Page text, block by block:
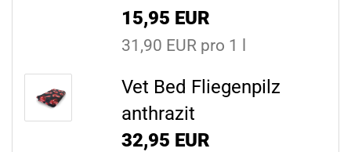
15,95 EUR
31,90 EUR pro 1 l
Vet Bed Fliegenpilz
anthrazit
32,95 EUR